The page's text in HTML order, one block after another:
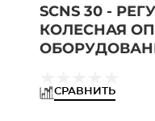
SCNS 30 -
КОЛЕСНАЯ
СРАВНИТЬ